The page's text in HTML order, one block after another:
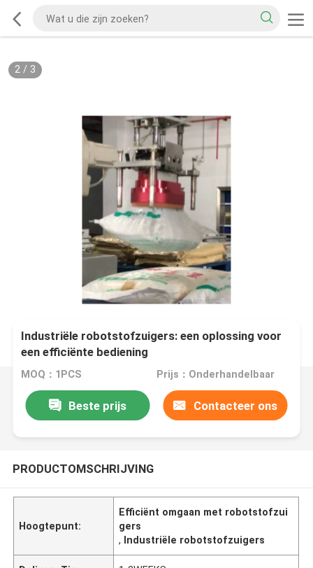
2/ 3
Industriële robotstofzuigers: een oplossing voor
een efficiënte bediening
MOQ：1PCS Prijs：Onderhandelbaar
Beste prijs Contacteer ons
PRODUCTOMSCHRIJVING
Hoogtepunt:
Efficiënt omgaan met robotstofzui
gers
, Industriële robotstofzuigers